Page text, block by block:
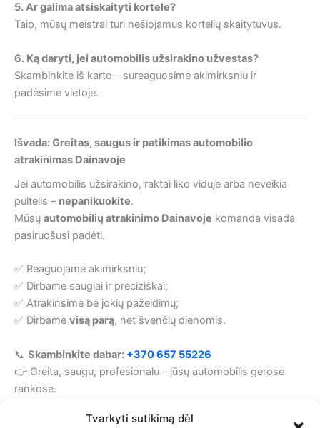
Tvarkyti sutikimą dėl
5. Ar galima atsiskaityti kortele?
Taip, mūsų meistrai turi nešiojamus kortelių skaitytuvus.
6. Ką daryti, jei automobilis užsirakino užvestas?
Skambinkite iš karto – sureaguosime akimirksniu ir
padėsime vietoje.
Išvada: Greitas, saugus ir patikimas automobilio
atrakinimas Dainavoje
Jei automobilis užsirakino, raktai liko viduje arba neveikia
pultelis – nepanikuokite.
Mūsų automobilių atrakinimo Dainavoje komanda visada
pasiruošusi padėti.
✅ Reaguojame akimirksniu;
✅ Dirbame saugiai ir preciziškai;
✅ Atrakinsime be jokių pažeidimų;
✅ Dirbame visą parą, net švenčių dienomis.
📞 Skambinkite dabar: +370 657 55226
👉 Greita, saugu, profesionalu – jūsų automobilis gerose
rankose.
Automobilinių raktų gamyba